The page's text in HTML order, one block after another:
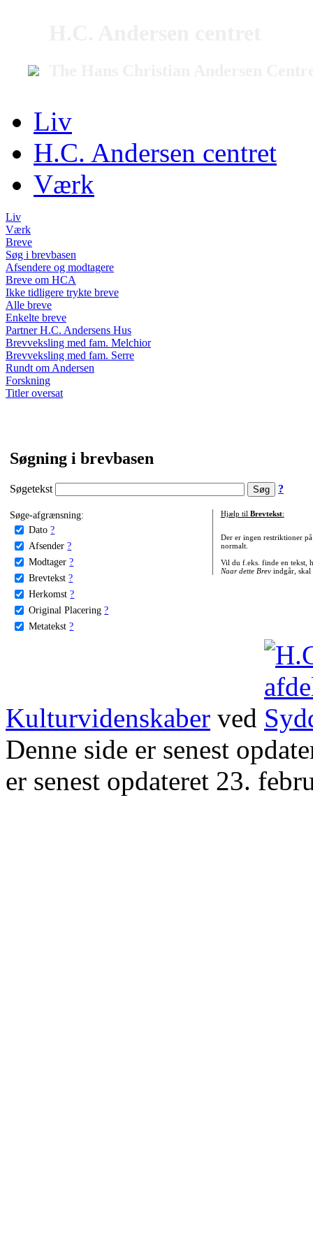
Liv
H.C. Andersen centret
Værk
Liv
Værk
Breve
Søg i brevbasen
Afsendere og modtagere
Breve om HCA
Ikke tidligere trykte breve
Alle breve
Enkelte breve
Partner H.C. Andersens Hus
Brevveksling med fam. Melchior
Brevveksling med fam. Serre
Rundt om Andersen
Forskning
Titler oversat
Søgning i brevbasen
Søgetekst ?
Søge-afgrænsning:
Dato ?
Afsender ?
Modtager ?
Brevtekst ?
Herkomst ?
Original Placering ?
Metatekst ?
Hjælp til Brevtekst:
Der er ingen restriktioner
normalt.
Vil du f.eks. finde en tekst,
Naar dette Brevindgår, skal
Kulturvidenskaber ved
Denne side er senest
er senest opdateret 23.